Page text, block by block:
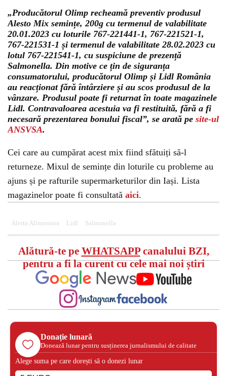
„Producătorul Olimp recheamă preventiv produsul
Alesto Mix semințe, 200g cu termenul de valabilitate
20.01.2023 cu loturile 767-221441-1, 767-221521-1,
767-221531-1 și termenul de valabilitate 28.02.2023 cu
lotul 767-221541-1, cu suspiciune de prezență
Salmonella. Din motive ce țin de siguranța
consumatorului, producătorul Olimp și Lidl România
au reacționat fără întârziere și au scos produsul de la
vânzare. Produsul poate fi returnat în toate magazinele
Lidl. Contravaloarea acestuia va fi restituită, fără a fi
necesară prezentarea bonului fiscal”, se arată pe site-ul
ANSVSA.
Cei care au cumpărat acest mix fiind sfătuiți să-l
returneze. Mixul de semințe din loturile cu probleme au
ajuns și pe rafturile supermarketurilor din Iași. Lista
magazinelor poate fi consultată aici.
Alerta Alimentara Lidl Salmonella
Alătură-te pe WHATSAPPcanalului BZI,
pentru a fi la curent cu cele mai noi știri
Donație lunară
Donează lunar pentru susținerea jurnalismului de calitate
Alege suma pe care dorești să o donezi lunar